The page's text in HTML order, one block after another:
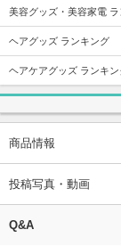
美容グッズ・美容家電
ヘアグッズ ランキング
ヘアケアグッズ ランキン
商品情報
投稿写真・動画
Q&A